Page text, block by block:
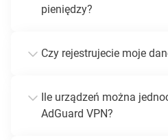
pieniędzy?
Czy rejestrujecie moje
Ile urządzeń można
AdGuard VPN?